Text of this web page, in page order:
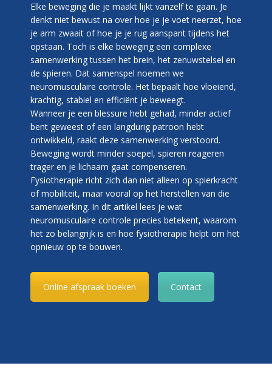
Elke beweging die je maakt lijkt vanzelf te gaan. Je
denkt niet bewust na over hoe je je voet neerzet, hoe
je arm zwaait of hoe je je rug aanspant tijdens het
opstaan. Toch is elke beweging een complexe
samenwerking tussen het brein, het zenuwstelsel en
de spieren. Dat samenspel noemen we
neuromusculaire controle. Het bepaalt hoe vloeiend,
krachtig, stabiel en efficiënt je beweegt.
Wanneer je een blessure hebt gehad, minder actief
bent geweest of een langdurig patroon hebt
ontwikkeld, raakt deze samenwerking verstoord.
Beweging wordt minder soepel, spieren reageren
trager en je lichaam gaat compenseren.
Fysiotherapie richt zich dan niet alleen op spierkracht
of mobiliteit, maar vooral op het herstellen van die
samenwerking. In dit artikel lees je wat
neuromusculaire controle precies betekent, waarom
het zo belangrijk is en hoe fysiotherapie helpt om het
opnieuw op te bouwen.
Online afspraak boeken Contact